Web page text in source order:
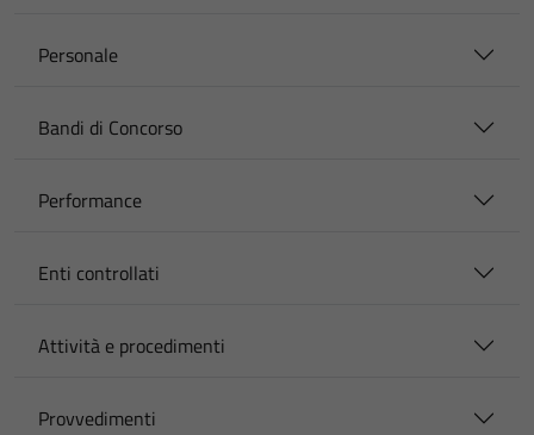
Personale
Bandi di Concorso
Performance
Enti controllati
Attività e procedimenti
Provvedimenti